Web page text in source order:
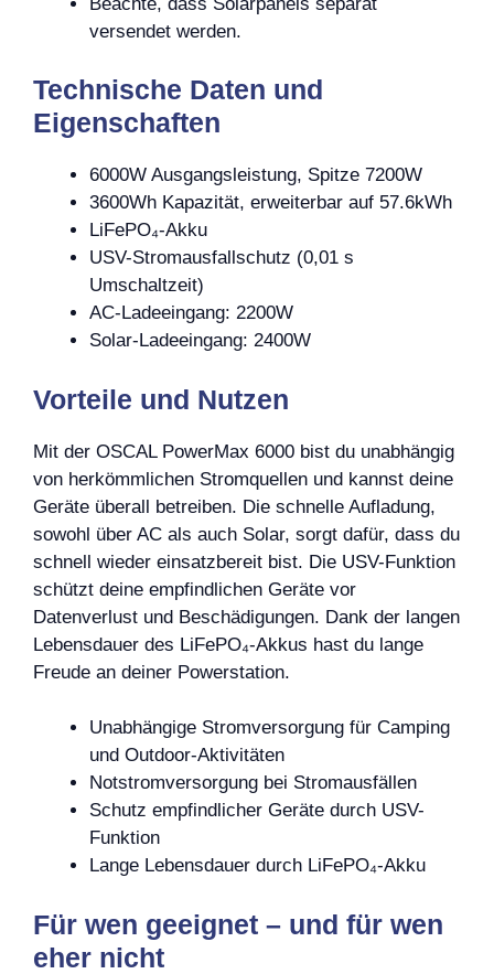
versendet werden.
Technische Daten und
Eigenschaften
6000W Ausgangsleistung, Spitze 7200W
3600Wh Kapazität, erweiterbar auf 57.6kWh
LiFePO₄-Akku
USV-Stromausfallschutz (0,01 s
Umschaltzeit)
AC-Ladeeingang: 2200W
Solar-Ladeeingang: 2400W
Vorteile und Nutzen
Mit der OSCAL PowerMax 6000 bist du unabhängig
von herkömmlichen Stromquellen und kannst deine
Geräte überall betreiben. Die schnelle Aufladung,
sowohl über AC als auch Solar, sorgt dafür, dass du
schnell wieder einsatzbereit bist. Die USV-Funktion
schützt deine empfindlichen Geräte vor
Datenverlust und Beschädigungen. Dank der langen
Lebensdauer des LiFePO₄-Akkus hast du lange
Freude an deiner Powerstation.
Unabhängige Stromversorgung für Camping
und Outdoor-Aktivitäten
Notstromversorgung bei Stromausfällen
Schutz empfindlicher Geräte durch USV-
Funktion
Lange Lebensdauer durch LiFePO₄-Akku
Für wen geeignet – und für wen
eher nicht